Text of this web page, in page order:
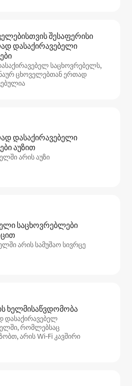
შესაფერისი
დასაქირავებელი
საცხოვრებელს,
ცხოველებთან ერთად
დასაქირავებელი
აუზით
არის აუზი
საცხოვრებლები
არის სამუშაო სივრცე
ხელმისაწვდომობა
დასაქირავებელ
რომლებსაც
არის Wi‑Fi კავშირი